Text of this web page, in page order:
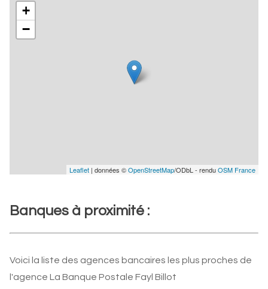
+
−
Leaflet | données ©OpenStreetMap/ODbL - renduOSM France
Banques à proximité :
Voici la liste des agences bancaires les plus proches de
l'agence La Banque Postale Fayl Billot